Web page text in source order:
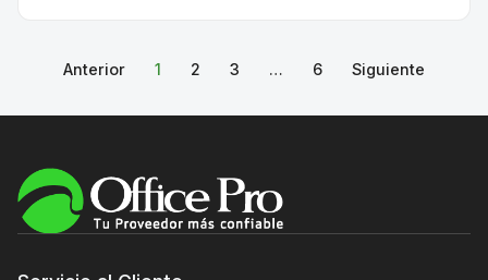
Anterior 1 2 3 … 6 Siguiente